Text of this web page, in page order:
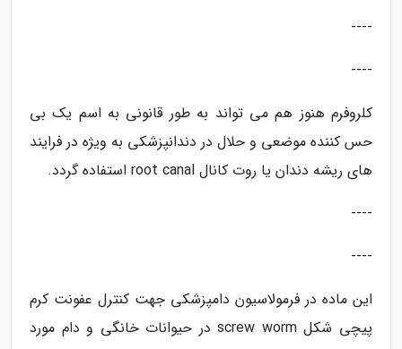
----
----
کلروفرم هنوز هم می تواند به طور قانونی به اسم یک بی
حس کننده موضعی و حلال در دندانپزشکی به ویژه در فرایند
های ریشه دندان یا روت کانال root canal استفاده گردد.
----
----
این ماده در فرمولاسیون دامپزشکی جهت کنترل عفونت کرم
پیچی شکل screw worm در حیوانات خانگی و دام مورد